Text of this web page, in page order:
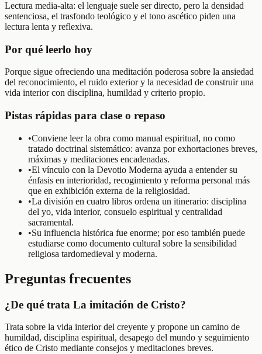
Lectura media-alta: el lenguaje suele ser directo, pero la densidad
sentenciosa, el trasfondo teológico y el tono ascético piden una
lectura lenta y reflexiva.
Por qué leerlo hoy
Porque sigue ofreciendo una meditación poderosa sobre la ansiedad
del reconocimiento, el ruido exterior y la necesidad de construir una
vida interior con disciplina, humildad y criterio propio.
Pistas rápidas para clase o repaso
•Conviene leer la obra como manual espiritual, no como
tratado doctrinal sistemático: avanza por exhortaciones breves,
máximas y meditaciones encadenadas.
•El vínculo con la Devotio Moderna ayuda a entender su
énfasis en interioridad, recogimiento y reforma personal más
que en exhibición externa de la religiosidad.
•La división en cuatro libros ordena un itinerario: disciplina
del yo, vida interior, consuelo espiritual y centralidad
sacramental.
•Su influencia histórica fue enorme; por eso también puede
estudiarse como documento cultural sobre la sensibilidad
religiosa tardomedieval y moderna.
Preguntas frecuentes
¿De qué trata La imitación de Cristo?
Trata sobre la vida interior del creyente y propone un camino de
humildad, disciplina espiritual, desapego del mundo y seguimiento
ético de Cristo mediante consejos y meditaciones breves.